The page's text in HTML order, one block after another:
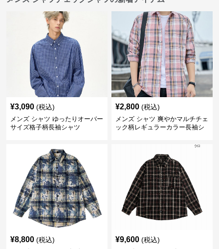
¥3,090 (税込)
メンズ シャツ ゆったりオーバー
サイズ格子柄長袖シャツ
¥2,800 (税込)
メンズ シャツ 爽やかマルチチェ
ック柄レギュラーカラー長袖シ
¥8,800 (税込) ¥9,600 (税込)